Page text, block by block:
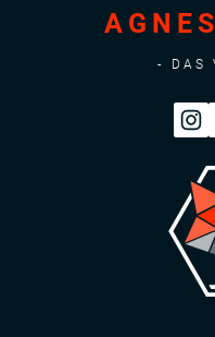
- DAS